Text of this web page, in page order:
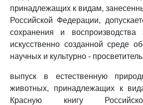
принадлежащих к видам,
Российской Федерации,
сохранения и
искусственно созданной среде
научных и культурно -
выпуск в естественную
животных, принадлежащих к
Красную книгу